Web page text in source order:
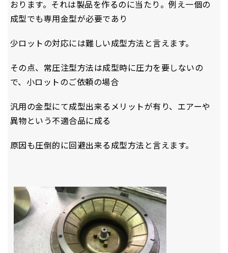
おります。それは製品を作るのに当たり。例え一個の
成型でも専用金型が必要であり
少ロットの対応には難しい成型方法と言えます。
その点、常圧注型方法は成型時に圧力を要しないの
で、小ロットのご依頼の場合
汎用の金型にて成型出来るメリットが有り、エアーや
異物という不適合品に成る
原因も圧倒的に回避出来る成型方法と言えます。